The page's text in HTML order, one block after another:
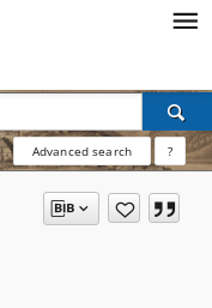
Advanced search ?